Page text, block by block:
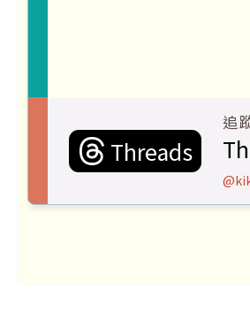
Threads
追